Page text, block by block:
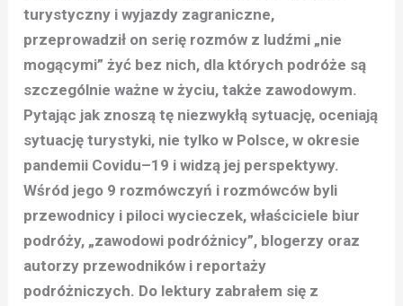
turystyczny i wyjazdy zagraniczne,
przeprowadził on serię rozmów z ludźmi „nie
mogącymi” żyć bez nich, dla których podróże są
szczególnie ważne w życiu, także zawodowym.
Pytając jak znoszą tę niezwykłą sytuację, oceniają
sytuację turystyki, nie tylko w Polsce, w okresie
pandemii Covidu–19 i widzą jej perspektywy.
Wśród jego 9 rozmówczyń i rozmówców byli
przewodnicy i piloci wycieczek, właściciele biur
podróży, „zawodowi podróżnicy”, blogerzy oraz
autorzy przewodników i reportaży
podróżniczych. Do lektury zabrałem się z